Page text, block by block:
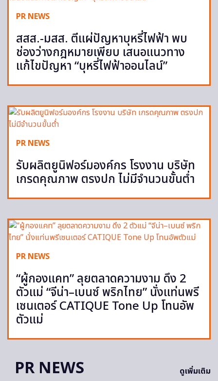
PR NEWS
สสส.-มสส. ตีแผ่ปัญหาบุหรี่ไฟฟ้า พบ
ช่องว่างกฎหมายเพียบ เสนอแนวทาง
แก้ไขปัญหา “บุหรี่ไฟฟ้าออนไลน์”
PR NEWS
รับผลิตยูนิฟอร์มองค์กร โรงงาน บริษัท
เกรดคุณภาพ ตรงปก ไม่มีจำนวนขั้นต่ำ
PR NEWS
“ผู้กองแคท” ลุยตลาดความงาม ดึง 2
ตัวแม่ “จีน่า–เบนซ์ พริกไทย” นั่งแท่นพรี
เซนเตอร์ CATIQUE Tone Up โทนอัพ
ตัวแม่
PR NEWS ดูเพิ่มเติม